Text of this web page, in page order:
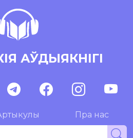
АЎДЫЯКНІГІ
Пра нас